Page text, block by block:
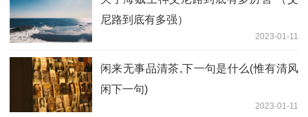
尼路到底有多强）
2023-01-11
闲来无事品清茶,下一句是什么(惟有清风
闲下一句)
2023-01-11